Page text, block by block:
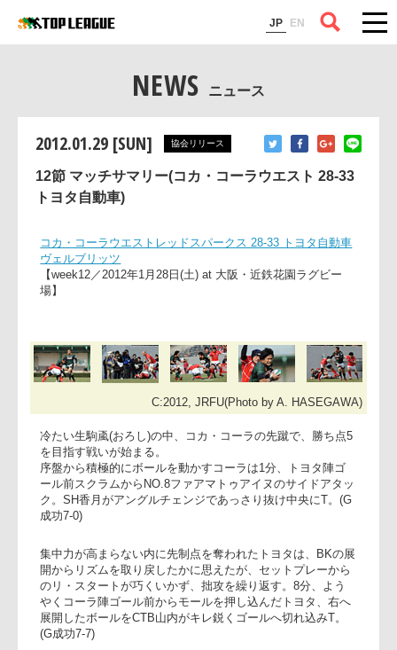
JP EN
コラム
NEWS ニュース
2012.01.29 [SUN] 協会リリース
12節 マッチサマリー(コカ・コーラウエスト 28-33
トヨタ自動車)
コカ・コーラウエストレッドスパークス 28-33 トヨタ自動車
ヴェルブリッツ
冷たい生駒颪(おろし)の中、コカ・コーラの先蹴で、勝ち点5
を目指す戦いが始まる。
序盤から積極的にボールを動かすコーラは1分、トヨタ陣ゴ
ク。SH香月がアングルチェンジであっさり抜け中央にT。(G
成功7-0)
集中力が高まらない内に先制点を奪われたトヨタは、BKの展
開からリズムを取り戻したかに思えたが、セットプレーから